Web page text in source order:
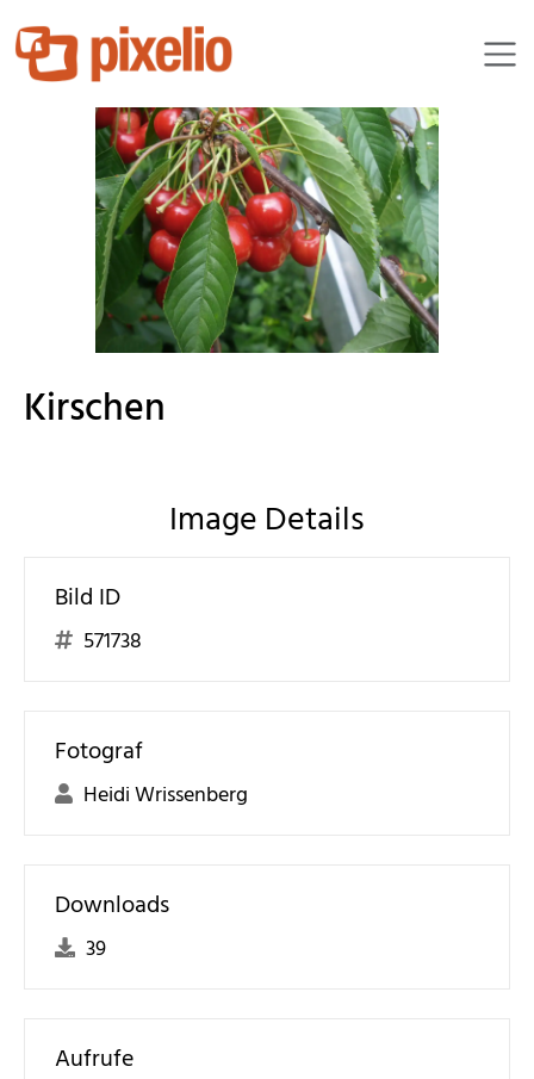
wrissenberg
Kirschen
Image Details
Bild ID
571738
Fotograf
Heidi Wrissenberg
Downloads
39
Aufrufe